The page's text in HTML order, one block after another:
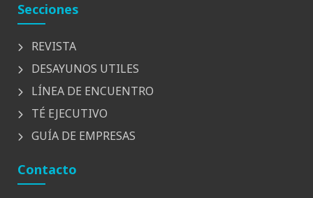
Secciones
REVISTA
DESAYUNOS UTILES
LÍNEA DE ENCUENTRO
TÉ EJECUTIVO
GUÍA DE EMPRESAS
Contacto